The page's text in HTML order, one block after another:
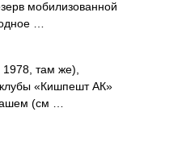
мобилизованной
…
там же),
«Кишпешт АК»
(см …